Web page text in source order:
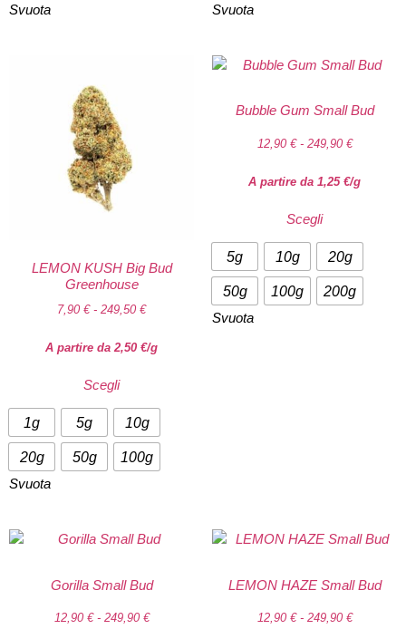
Svuota
Svuota
LEMON KUSH Big Bud
Greenhouse
7,90 € - 249,50 €
A partire da 2,50 €/g
Scegli
1g 5g 10g
20g 50g
100g
Svuota
Bubble Gum Small Bud
12,90 € - 249,90 €
A partire da 1,25 €/g
Scegli
5g 10g 20g
50g 100g
200g
Svuota
Gorilla Small Bud
12,90 € - 249,90 €
LEMON HAZE Small Bud
12,90 € - 249,90 €